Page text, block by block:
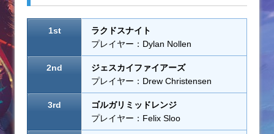
1st
ラクドスナイト
プレイヤー：Dylan Nollen
2nd
ジェスカイファイアーズ
プレイヤー：Drew Christensen
3rd
ゴルガリミッドレンジ
プレイヤー：Felix Sloo